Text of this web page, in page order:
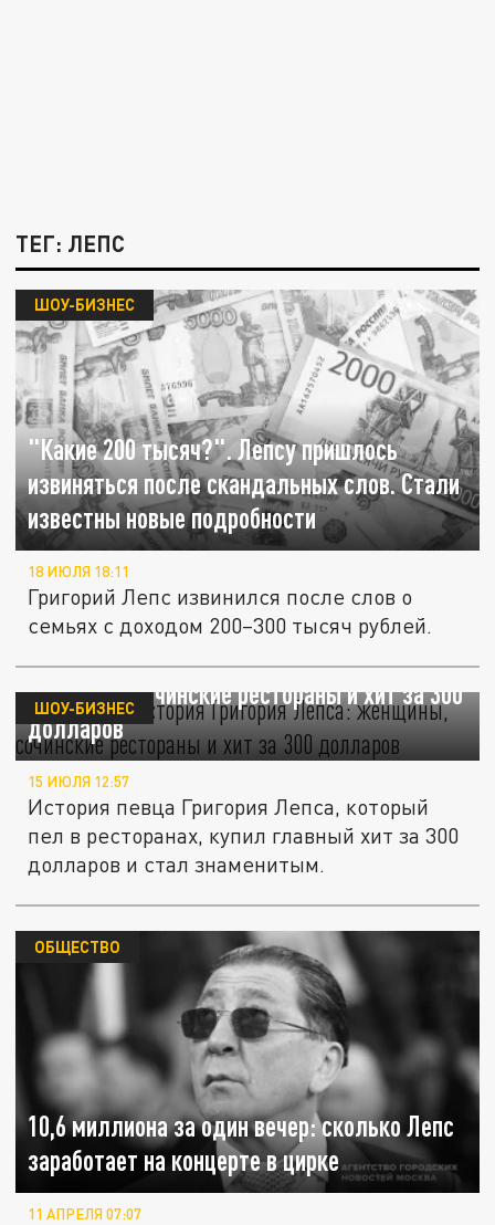
ТЕГ: ЛЕПС
"Какие 200 тысяч?". Лепсу пришлось
извиняться после скандальных слов. Стали
известны новые подробности
ШОУ-БИЗНЕС
18 ИЮЛЯ 18:11
Григорий Лепс извинился после слов о
семьях с доходом 200–300 тысяч рублей.
Подлинная история Григория Лепса:
женщины, сочинские рестораны и хит за 300
долларов
ШОУ-БИЗНЕС
15 ИЮЛЯ 12:57
История певца Григория Лепса, который
пел в ресторанах, купил главный хит за 300
долларов и стал знаменитым.
10,6 миллиона за один вечер: сколько Лепс
заработает на концерте в цирке
ОБЩЕСТВО
11 АПРЕЛЯ 07:07